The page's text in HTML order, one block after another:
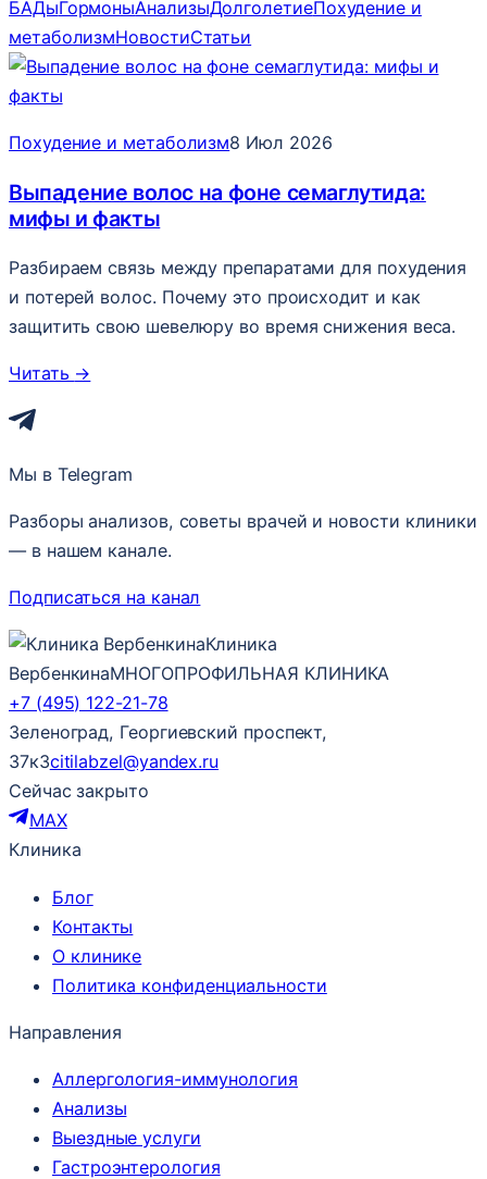
БАДыГормоныАнализыДолголетиеПохудение и
метаболизмНовостиСтатьи
Похудение и метаболизм8 Июл 2026
Выпадение волос на фоне семаглутида:
мифы и факты
Разбираем связь между препаратами для похудения
и потерей волос. Почему это происходит и как
защитить свою шевелюру во время снижения веса.
Читать →
Мы в Telegram
Разборы анализов, советы врачей и новости клиники
— в нашем канале.
Подписаться на канал
Клиника
ВербенкинаМНОГОПРОФИЛЬНАЯ КЛИНИКА
+7 (495) 122-21-78
Зеленоград, Георгиевский проспект,
37к3citilabzel@yandex.ru
Сейчас закрыто
MAX
Клиника
Блог
Контакты
О клинике
Политика конфиденциальности
Направления
Аллергология-иммунология
Анализы
Выездные услуги
Гастроэнтерология